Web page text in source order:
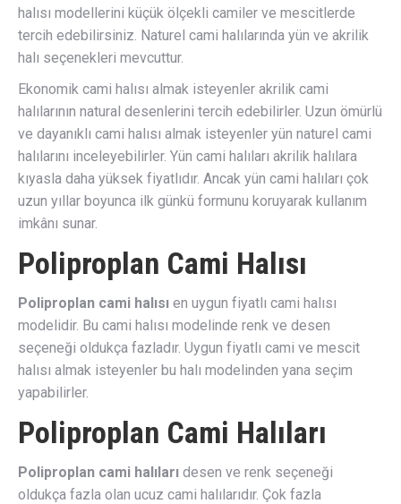
halısı modellerini küçük ölçekli camiler ve mescitlerde
tercih edebilirsiniz. Naturel cami halılarında yün ve akrilik
halı seçenekleri mevcuttur.
Ekonomik cami halısı almak isteyenler akrilik cami
halılarının natural desenlerini tercih edebilirler. Uzun ömürlü
ve dayanıklı cami halısı almak isteyenler yün naturel cami
halılarını inceleyebilirler. Yün cami halıları akrilik halılara
kıyasla daha yüksek fiyatlıdır. Ancak yün cami halıları çok
uzun yıllar boyunca ilk günkü formunu koruyarak kullanım
imkânı sunar.
Poliproplan Cami Halısı
Poliproplan cami halısı en uygun fiyatlı cami halısı
modelidir. Bu cami halısı modelinde renk ve desen
seçeneği oldukça fazladır. Uygun fiyatlı cami ve mescit
halısı almak isteyenler bu halı modelinden yana seçim
yapabilirler.
Poliproplan Cami Halıları
Poliproplan cami halıları desen ve renk seçeneği
oldukça fazla olan ucuz cami halılarıdır. Çok fazla